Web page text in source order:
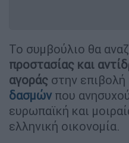
Το συμβούλιο θα
προστασίας και
αγοράς στην
δασμώνπου
ευρωπαϊκή και
ελληνική οικονομία.